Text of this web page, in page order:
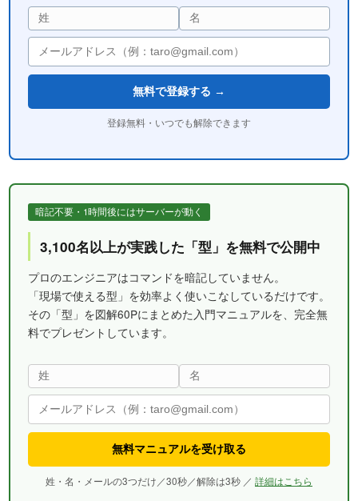
無料で登録する →
登録無料・いつでも解除できます
暗記不要・1時間後にはサーバーが動く
3,100名以上が実践した「型」を無料で公開中
プロのエンジニアはコマンドを暗記していません。
「現場で使える型」を効率よく使いこなしているだけです。
その「型」を図解60Pにまとめた入門マニュアルを、完全無
料でプレゼントしています。
無料マニュアルを受け取る
姓・名・メールの3つだけ／30秒／解除は3秒 ／ 詳細はこちら